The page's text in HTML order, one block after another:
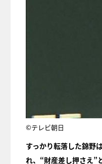
©テレビ朝日
すっかり転落した錦野
れ、“財産差し押さえ”